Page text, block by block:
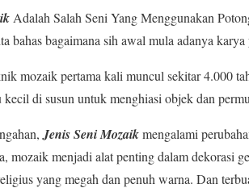
Adalah Salah Seni Yang Menggunakan
bahas bagaimana sih awal mula adanya
mozaik pertama kali muncul sekitar 4.000
di susun untuk menghiasi objek dan
Jenis Seni Mozaikmengalami
mozaik menjadi alat penting dalam dekorasi
yang megah dan penuh warna. Dan